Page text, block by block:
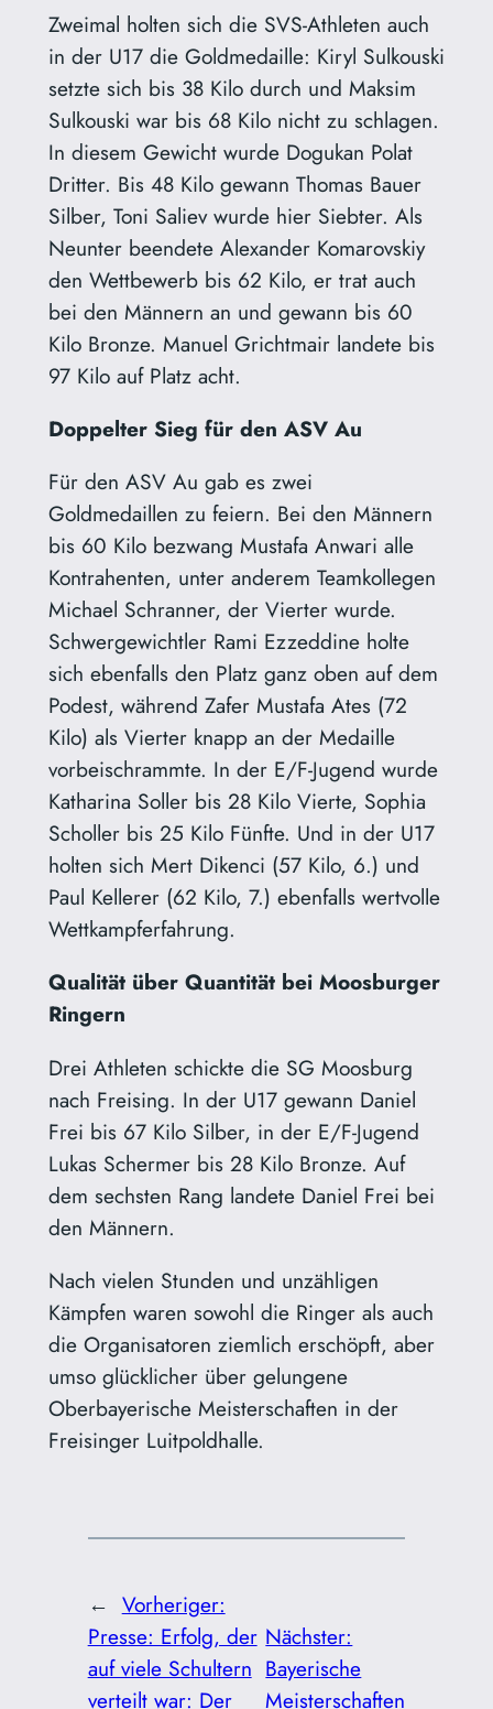
Zweimal holten sich die SVS-Athleten auch
in der U17 die Goldmedaille: Kiryl Sulkouski
setzte sich bis 38 Kilo durch und Maksim
Sulkouski war bis 68 Kilo nicht zu schlagen.
In diesem Gewicht wurde Dogukan Polat
Dritter. Bis 48 Kilo gewann Thomas Bauer
Silber, Toni Saliev wurde hier Siebter. Als
Neunter beendete Alexander Komarovskiy
den Wettbewerb bis 62 Kilo, er trat auch
bei den Männern an und gewann bis 60
Kilo Bronze. Manuel Grichtmair landete bis
97 Kilo auf Platz acht.
Doppelter Sieg für den ASV Au
Für den ASV Au gab es zwei
Goldmedaillen zu feiern. Bei den Männern
bis 60 Kilo bezwang Mustafa Anwari alle
Kontrahenten, unter anderem Teamkollegen
Michael Schranner, der Vierter wurde.
Schwergewichtler Rami Ezzeddine holte
sich ebenfalls den Platz ganz oben auf dem
Podest, während Zafer Mustafa Ates (72
Kilo) als Vierter knapp an der Medaille
vorbeischrammte. In der E/F-Jugend wurde
Katharina Soller bis 28 Kilo Vierte, Sophia
Scholler bis 25 Kilo Fünfte. Und in der U17
holten sich Mert Dikenci (57 Kilo, 6.) und
Paul Kellerer (62 Kilo, 7.) ebenfalls wertvolle
Wettkampferfahrung.
Qualität über Quantität bei Moosburger
Ringern
Drei Athleten schickte die SG Moosburg
nach Freising. In der U17 gewann Daniel
Frei bis 67 Kilo Silber, in der E/F-Jugend
Lukas Schermer bis 28 Kilo Bronze. Auf
dem sechsten Rang landete Daniel Frei bei
den Männern.
Nach vielen Stunden und unzähligen
Kämpfen waren sowohl die Ringer als auch
die Organisatoren ziemlich erschöpft, aber
umso glücklicher über gelungene
Oberbayerische Meisterschaften in der
Freisinger Luitpoldhalle.
← Vorheriger:
Presse: Erfolg, der
auf viele Schultern
verteilt war: Der
Nächster:
Bayerische
Meisterschaften